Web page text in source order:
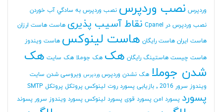
وردپرس نصب وردپرس نصب وردپرس به سادگي آب خوردن
نصب وردپرس در Cpanel
نقاط آسیب پذیری هاست هاست ارزان
هاست ایران هاست رایگان هاست لینوکس هاست ویندوز
هاست چیست هاستینگ رایگان هک هک جوملا هک سایت هک
شدن جوملا هک نشدن وردپرس وردپرس ویروسی شدن سایت
ویندوز سرور 2016
٬ بازیابی پسورد روت لینوکس پروتکل پروتکل SMTP
پسورد پسورد امن پسورد قوی پسورد لینوکس پسورد ویندوز سرور پسوند